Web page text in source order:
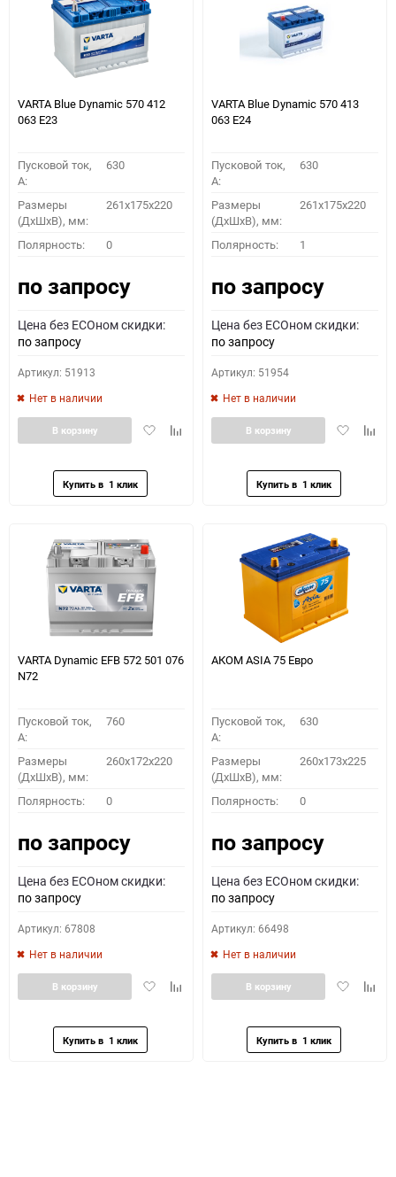
VARTA Blue Dynamic 570 412
063 E23
Пусковой ток,
A:
630
Размеры
(ДхШхВ), мм:
261x175x220
Полярность: 0
по запросу
Цена без ECOном скидки:
по запросу
Артикул: 51913
Нет в наличии
ДобавитьДобавить
В корзину
VARTA Blue Dynamic 570 413
063 E24
Пусковой ток,
A:
630
Размеры
(ДхШхВ), мм:
261x175x220
Полярность: 1
по запросу
Цена без ECOном скидки:
по запросу
Артикул: 51954
Нет в наличии
Добавить
В корзину
VARTA Dynamic EFB 572 501 076
N72
Пусковой ток,
A:
760
Размеры
(ДхШхВ), мм:
260x172x220
Полярность: 0
по запросу
Цена без ECOном скидки:
по запросу
Артикул: 67808
Нет в наличии
ДобавитьДобавить
В корзину
АКОМ ASIA 75 Евро
Пусковой ток,
A:
630
Размеры
(ДхШхВ), мм:
260x173x225
Полярность: 0
по запросу
Цена без ECOном скидки:
по запросу
Артикул: 66498
Нет в наличии
Добавить
В корзину